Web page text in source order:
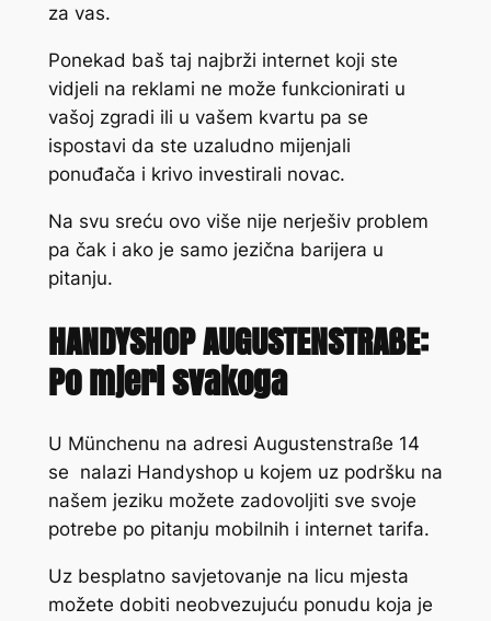
za vas.
Ponekad baš taj najbrži internet koji ste
vidjeli na reklami ne može funkcionirati u
vašoj zgradi ili u vašem kvartu pa se
ispostavi da ste uzaludno mijenjali
ponuđača i krivo investirali novac.
Na svu sreću ovo više nije nerješiv problem
pa čak i ako je samo jezična barijera u
pitanju.
HANDYSHOP AUGUSTENSTRAßE:
Po mjeri svakoga
U Münchenu na adresi Augustenstraße 14
se nalazi Handyshop u kojem uz podršku na
našem jeziku možete zadovoljiti sve svoje
potrebe po pitanju mobilnih i internet tarifa.
Uz besplatno savjetovanje na licu mjesta
možete dobiti neobvezujuću ponudu koja je